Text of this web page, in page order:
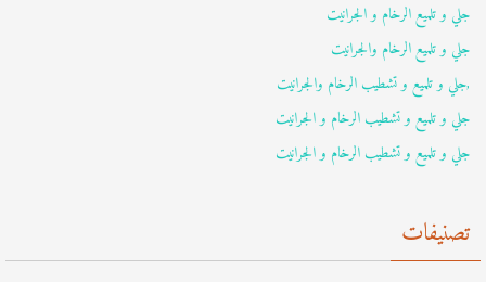
جلي و تلميع الرخام و الجرانيت
جلي و تلميع الرخام والجرانيت
,جلي و تلميع و تشطيب الرخام والجرانيت
جلي و تلميع و تشطيب الرخام و الجرانيت
جلي و تلميع و تشطيب الرخام و الجرانيت
تصنيفات